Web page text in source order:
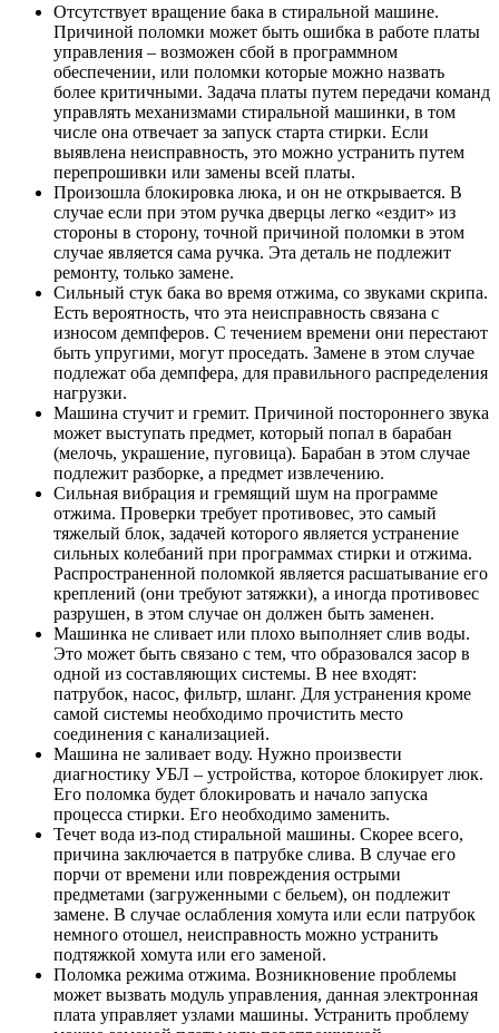
Отсутствует вращение бака в стиральной машине.
Причиной поломки может быть ошибка в работе платы
управления – возможен сбой в программном
обеспечении, или поломки которые можно назвать
более критичными. Задача платы путем передачи команд
управлять механизмами стиральной машинки, в том
числе она отвечает за запуск старта стирки. Если
выявлена неисправность, это можно устранить путем
перепрошивки или замены всей платы.
Произошла блокировка люка, и он не открывается. В
случае если при этом ручка дверцы легко «ездит» из
стороны в сторону, точной причиной поломки в этом
случае является сама ручка. Эта деталь не подлежит
ремонту, только замене.
Сильный стук бака во время отжима, со звуками скрипа.
Есть вероятность, что эта неисправность связана с
износом демпферов. С течением времени они перестают
быть упругими, могут проседать. Замене в этом случае
подлежат оба демпфера, для правильного распределения
нагрузки.
Машина стучит и гремит. Причиной постороннего звука
может выступать предмет, который попал в барабан
(мелочь, украшение, пуговица). Барабан в этом случае
подлежит разборке, а предмет извлечению.
Сильная вибрация и гремящий шум на программе
отжима. Проверки требует противовес, это самый
тяжелый блок, задачей которого является устранение
сильных колебаний при программах стирки и отжима.
Распространенной поломкой является расшатывание его
креплений (они требуют затяжки), а иногда противовес
разрушен, в этом случае он должен быть заменен.
Машинка не сливает или плохо выполняет слив воды.
Это может быть связано с тем, что образовался засор в
одной из составляющих системы. В нее входят:
патрубок, насос, фильтр, шланг. Для устранения кроме
самой системы необходимо прочистить место
соединения с канализацией.
Машина не заливает воду. Нужно произвести
диагностику УБЛ – устройства, которое блокирует люк.
Его поломка будет блокировать и начало запуска
процесса стирки. Его необходимо заменить.
Течет вода из-под стиральной машины. Скорее всего,
причина заключается в патрубке слива. В случае его
порчи от времени или повреждения острыми
предметами (загруженными с бельем), он подлежит
замене. В случае ослабления хомута или если патрубок
немного отошел, неисправность можно устранить
подтяжкой хомута или его заменой.
Поломка режима отжима. Возникновение проблемы
может вызвать модуль управления, данная электронная
плата управляет узлами машины. Устранить проблему